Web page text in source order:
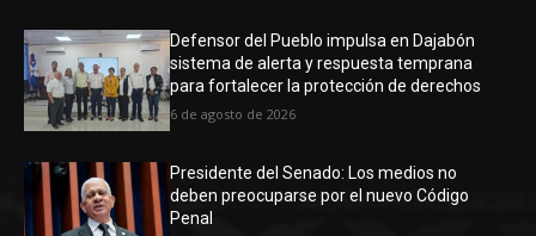
Defensor del Pueblo impulsa en Dajabón
sistema de alerta y respuesta temprana
para fortalecer la protección de derechos
6 de agosto de 2026
Presidente del Senado: Los medios no
deben preocuparse por el nuevo Código
Penal